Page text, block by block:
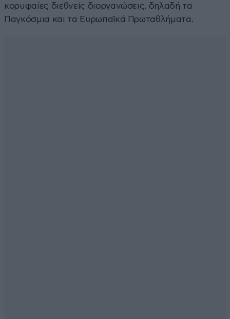
κορυφαίες διεθνείς διοργανώσεις, δηλαδή τα
Παγκόσμια και τα Ευρωπαϊκά Πρωταθλήματα.